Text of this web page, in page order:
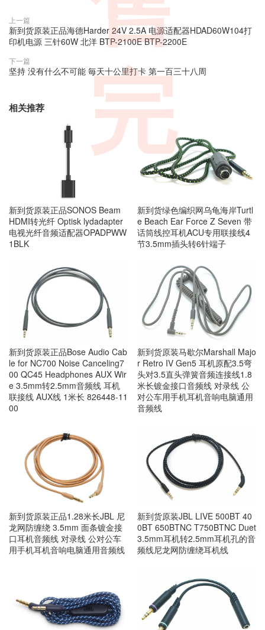
上一篇
新到货原装正品海德Harder 24V 2.5A 电源适配器HDAD60W104打
印机电源 三针60W 北洋 BTP-2100E BTP-2200E
下一篇
坚持 没有什么不可能 毎天十公里打卡 第一百三十八周
相关推荐
新到货原装正品SONOS Beam
HDMI转光纤 Optisk lydadapter
电视光纤音频适配器OPADPWW
1BLK
新到货绿色编织网乌龟海岸Turtl
e Beach Ear Force Z Seven 带
话筒线控耳机ACU专用联接线4
节3.5mm插头转6针端子
新到货原装正品Bose Audio Cab
le for NC700 Noise Canceling7
00 QC45 Headphones AUX Wir
e 3.5mm转2.5mm音频线 耳机
联接线 AUX线 1米长 826448-11
00
新到货原装马歇尔Marshall Majo
r Retro IV Gen5 耳机原配3.5弯
头对3.5直头弹簧音频连接线1.8
米长镀金接口音频线 对录线 公
对公车用手机耳机音响电脑通用
音频线
新到货原装正品1.28米长JBL 尼
龙网防缠绕 3.5mm 面条镀金接
口耳机音频线 对录线 公对公车
用手机耳机音响电脑通用音频线
新到货原装JBL LIVE 500BT 40
0BT 650BTNC T750BTNC Duet
3.5mm耳机转2.5mm耳机孔的音
频线尼龙网防缠绕耳机线
完